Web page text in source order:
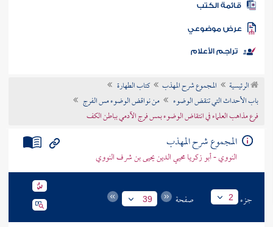
المكتبة
الكتب
موضوعي
تراجم الأعلام
الرئيسية المجموع شرح المهذب
كتاب الطهارة
باب الأحداث التي تنقض الوضوء
من نواقض الوضوء مس الفرج
فرع مذاهب العلماء في انتقاض الوضوء بمس فرج الآدمي بباطن الكف
المجموع شرح المهذب
النووي - أبو زكريا محيي الدين يحيى بن شرف النووي
جزء 2 صفحة 39